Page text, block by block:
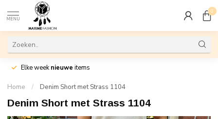
MENU
0
Elke weeknieuwe items
Home / Denim Short met Strass 1104
Denim Short met Strass 1104